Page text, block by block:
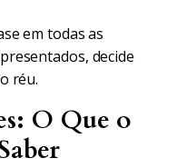
em todas as
decide
réu.
O Que o